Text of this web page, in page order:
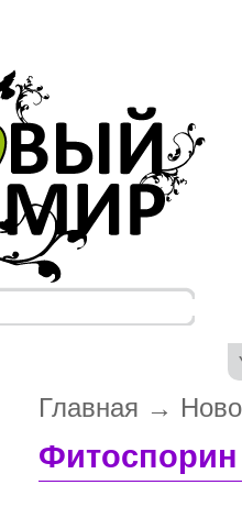
Главная →
Фитоспорин